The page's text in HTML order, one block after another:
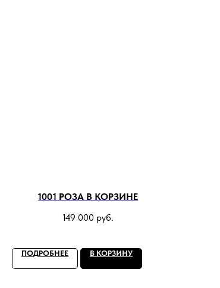
1001 РОЗА В КОРЗИНЕ
149 000 руб.
ПОДРОБНЕЕ В КОРЗИНУ